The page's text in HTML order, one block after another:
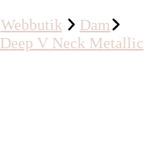
Webbutik
Dam
Deep V Neck Metallic